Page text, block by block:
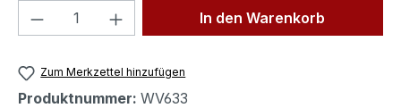
Produkt Anzahl: Gib denIn den Warenkorb
Zum Merkzettel hinzufügen
Produktnummer: WV633